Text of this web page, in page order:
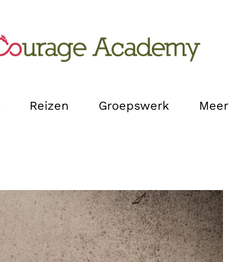
Reizen Groepswerk Meer